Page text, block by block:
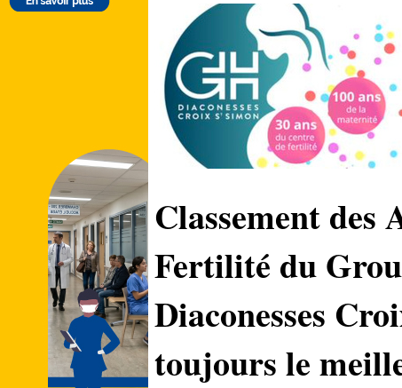
Classement des
Fertilité du
Diaconesses
toujours le